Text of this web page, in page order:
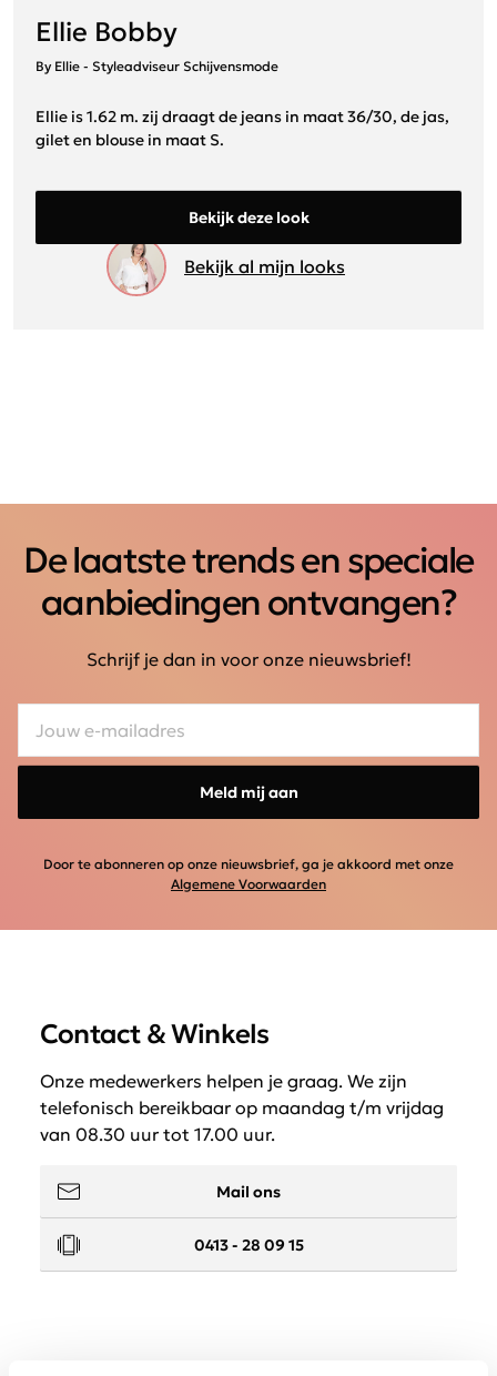
Ellie Bobby
By Ellie - Styleadviseur Schijvensmode
Ellie is 1.62 m. zij draagt de jeans in maat 36/30, de jas,
gilet en blouse in maat S.
Bekijk deze look
Bekijk al mijn looks
De laatste trends en speciale
aanbiedingen ontvangen?
Schrijf je dan in voor onze nieuwsbrief!
Meld mij aan
Door te abonneren op onze nieuwsbrief, ga je akkoord met onze
Algemene Voorwaarden
Contact & Winkels
Onze medewerkers helpen je graag. We zijn
telefonisch bereikbaar op maandag t/m vrijdag
van 08.30 uur tot 17.00 uur.
Mail ons
0413 - 28 09 15